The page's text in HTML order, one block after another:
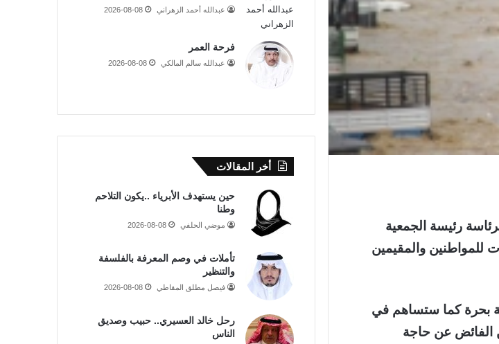
رئيسة الجمعية
للمواطنين والمقيمين
بحرة كما ستساهم في
الفائض عن حاجة
عبدالله أحمد الزهراني 2026-08-08
فرحة العمر
عبدالله سالم المالكي 2026-08-08
أخر المقالات
حين يستهدف الأبرياء ..يكون التلاحم
وطنا
موضي الحلفي 2026-08-08
تأملات في وصم المعرفة بالفلسفة
والتنظير
فيصل مطلق المقاطي 2026-08-08
رحل خالد العسيري.. حبيب وصديق
الناس